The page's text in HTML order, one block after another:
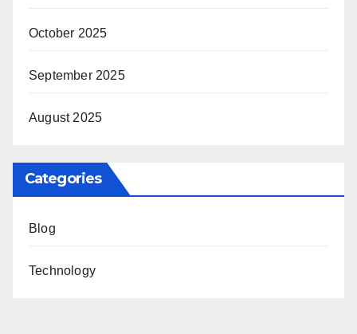
October 2025
September 2025
August 2025
Categories
Blog
Technology